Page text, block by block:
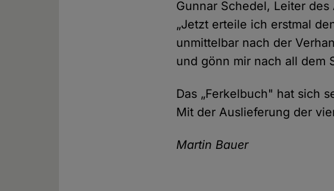
Gunnar Schedel, Leiter
„Jetzt erteile ich erstmal
unmittelbar nach der
und gönn mir nach all dem
Das „Ferkelbuch" hat sich
Mit der Auslieferung der
Martin Bauer